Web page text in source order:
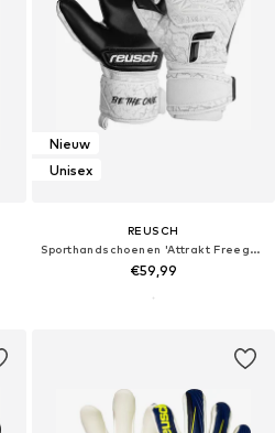
Nieuw
Unisex
REUSCH
Sporthandschoenen 'Attrakt Freegel Infinity'
€59,99